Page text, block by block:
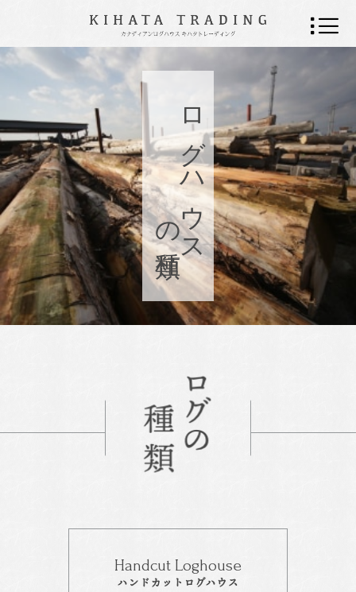
ログハウス
の種類
Handcut Loghouse
ハンドカットログハウス